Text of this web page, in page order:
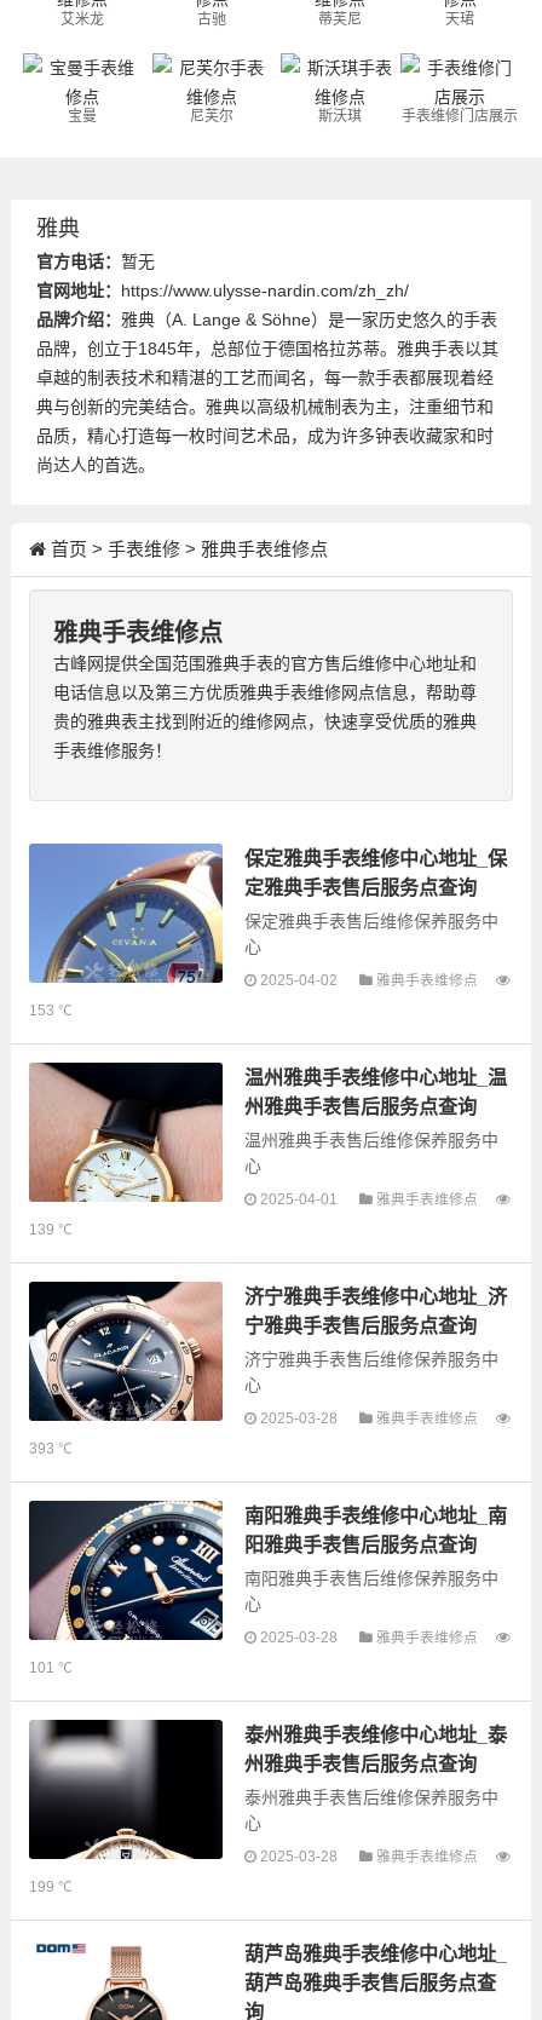
艾米龙 古驰 蒂芙尼 天珺
宝曼 尼芙尔 斯沃琪 手表维修门店展示
雅典
官方电话： 暂无
官网地址： https://www.ulysse-nardin.com/zh_zh/
品牌介绍： 雅典（A. Lange & Söhne）是一家历史悠久的手表
品牌，创立于1845年，总部位于德国格拉苏蒂。雅典手表以其
卓越的制表技术和精湛的工艺而闻名，每一款手表都展现着经
典与创新的完美结合。雅典以高级机械制表为主，注重细节和
品质，精心打造每一枚时间艺术品，成为许多钟表收藏家和时
尚达人的首选。
首页 > 手表维修> 雅典手表维修点
雅典手表维修点
古峰网提供全国范围雅典手表的官方售后维修中心地址和
电话信息以及第三方优质雅典手表维修网点信息，帮助尊
贵的雅典表主找到附近的维修网点，快速享受优质的雅典
手表维修服务！
保定雅典手表维修中心地址_保
定雅典手表售后服务点查询
保定雅典手表售后维修保养服务中
心
息，可以为您提供雅典全型号手表
的故障检测维修，手表保养等业
务，为了享受优...
2025-04-02
雅典手表维修点
153 ℃
温州雅典手表维修中心地址_温
州雅典手表售后服务点查询
温州雅典手表售后维修保养服务中
心
息，可以为您提供雅典全型号手表
的故障检测维修，手表保养等业
务，为了享受优...
2025-04-01
雅典手表维修点
139 ℃
济宁雅典手表维修中心地址_济
宁雅典手表售后服务点查询
济宁雅典手表售后维修保养服务中
心
息，可以为您提供雅典全型号手表
的故障检测维修，手表保养等业
务，为了享受优...
2025-03-28
雅典手表维修点
393 ℃
南阳雅典手表维修中心地址_南
阳雅典手表售后服务点查询
南阳雅典手表售后维修保养服务中
心
息，可以为您提供雅典全型号手表
的故障检测维修，手表保养等业
务，为了享受优...
2025-03-28
雅典手表维修点
101 ℃
泰州雅典手表维修中心地址_泰
州雅典手表售后服务点查询
泰州雅典手表售后维修保养服务中
心
息，可以为您提供雅典全型号手表
的故障检测维修，手表保养等业
务，为了享受优...
2025-03-28
雅典手表维修点
199 ℃
葫芦岛雅典手表维修中心地址_
葫芦岛雅典手表售后服务点查
询